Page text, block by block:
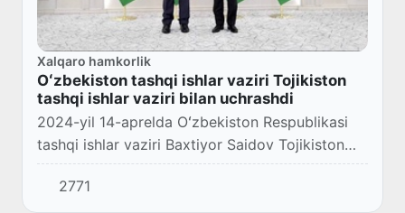
Xalqaro hamkorlik
Oʻzbekiston tashqi ishlar vaziri Tojikiston
tashqi ishlar vaziri bilan uchrashdi
2024-yil 14-aprelda Oʻzbekiston Respublikasi
tashqi ishlar vaziri Baxtiyor Saidov Tojikiston
tashqi ishlar vaziri Sirojiddin Muhriddin bilan
uchrashuv oʻtkazdi.
2771